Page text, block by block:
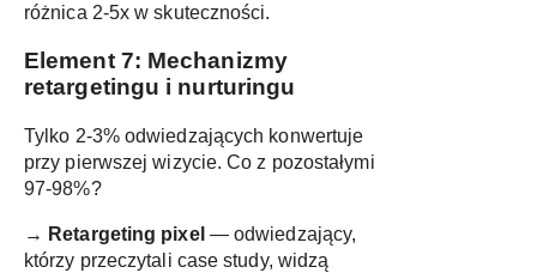
różnica 2-5x w skuteczności.
Element 7: Mechanizmy
retargetingu i nurturingu
Tylko 2-3% odwiedzających konwertuje
przy pierwszej wizycie. Co z pozostałymi
97-98%?
→ Retargeting pixel — odwiedzający,
którzy przeczytali case study, widzą